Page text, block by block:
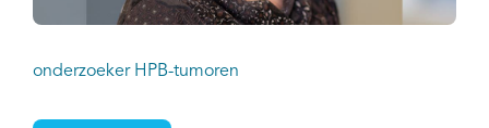
onderzoeker HPB-tumoren